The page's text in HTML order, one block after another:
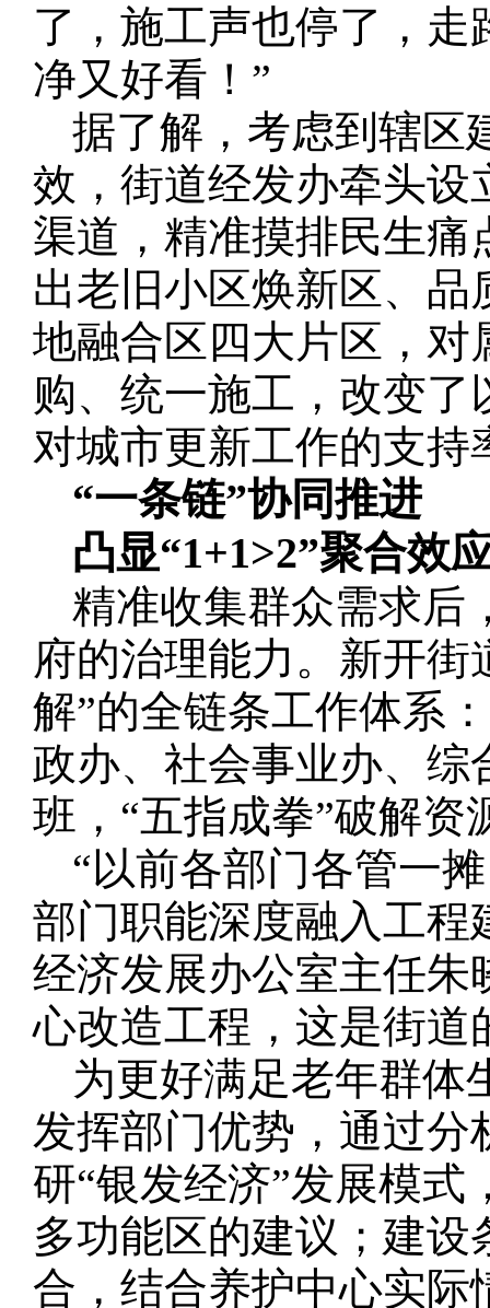
了，施工声也停了，
净又好看！”
据了解，考虑到辖区
效，街道经发办牵头设
渠道，精准摸排民生
出老旧小区焕新区、
地融合区四大片区，对
购、统一施工，改变了
对城市更新工作的支
“一条链”协同推进
凸显“1+1>2”聚合效
精准收集群众需求后
府的治理能力。新开
解”的全链条工作体系
政办、社会事业办、综
班，“五指成拳”破解资
“以前各部门各管一
部门职能深度融入工程
经济发展办公室主任朱
心改造工程，这是街道
为更好满足老年群体
发挥部门优势，通过分
研“银发经济”发展模
多功能区的建议；建
合，结合养护中心实